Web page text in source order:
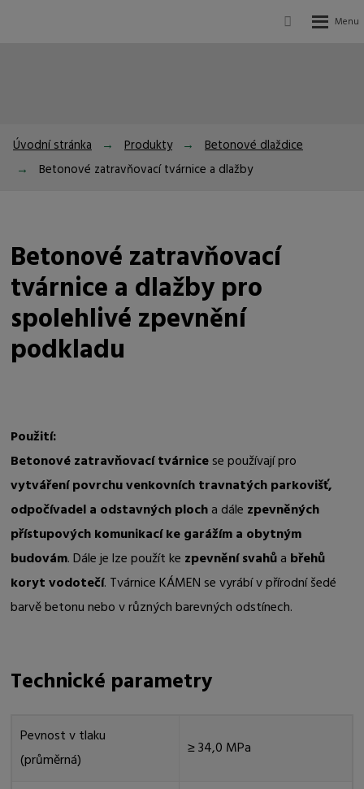
Vyhledávání
Rozbalení
Úvodní stránka Produkty
Betonové dlaždice
Betonové zatravňovací tvárnice a dlažby
Betonové zatravňovací
tvárnice a dlažby pro
spolehlivé zpevnění
podkladu
Použití:
Betonové zatravňovací tvárnicese používají pro
vytváření povrchu venkovních travnatých parkovišť,
odpočívadel a odstavných plocha dále zpevněných
přístupových komunikací ke garážím a obytným
budovám. Dále je lze použít ke zpevnění svahůa břehů
koryt vodotečí. Tvárnice KÁMEN se vyrábí v přírodní šedé
barvě betonu nebo v různých barevných odstínech.
Technické parametry
Pevnost v tlaku
(průměrná)
≥ 34,0 MPa